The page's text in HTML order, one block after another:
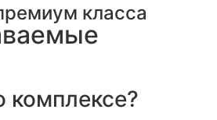
класса
комплексе?